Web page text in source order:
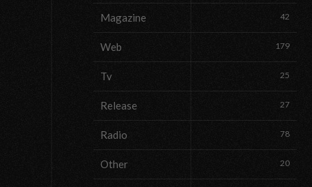
Magazine 42
Web 179
Tv 25
Release 27
Radio 78
Other 20